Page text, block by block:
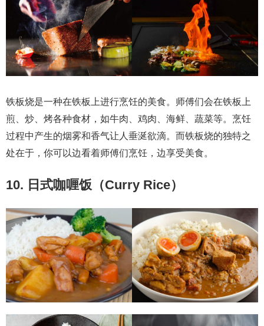
铁板烧是一种在铁板上进行烹饪的美食。师傅们会在铁板上
煎、炒、烤各种食材，如牛肉、鸡肉、海鲜、蔬菜等。烹饪
过程中产生的烟雾和香气让人垂涎欲滴。而铁板烧的独特之
处在于，你可以边看着师傅们烹饪，边享受美食。
10. 日式咖喱饭（Curry Rice）